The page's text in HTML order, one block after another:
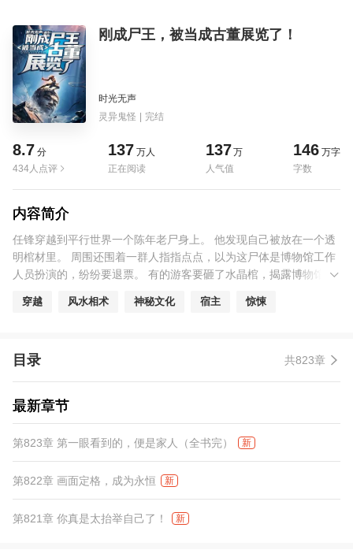
刚成尸王，被当成古董展览了！
时光无声
灵异鬼怪 | 完结
8.7 分
434人点评
137 万人
正在阅读
137万
人气值
146 万字
字数
内容简介
任锋穿越到平行世界一个陈年老尸身上。 他发现自己被放在一个透
明棺材里。 周围还围着一群人指指点点，以为这尸体是博物馆工作
人员扮演的，纷纷要退票。 有的游客要砸了水晶棺，揭露博物馆的
时。 “叮！系统绑定成功！” “叮！任务发布：外面这么热闹，蹦出去
穿越 风水相术 神秘文化 宿主 惊悚
目录 共823章
最新章节
第823章 第一眼看到的，便是家人（全书完） 新
第822章 画面定格，成为永恒 新
第821章 你真是太抬举自己了！ 新